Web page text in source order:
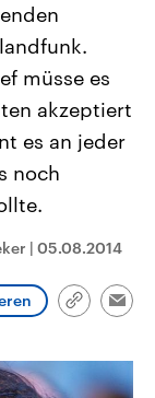
Beiträge,
und
die Vereinigten
Ländern
Einfluss auf
Weltgeschehen.
müsse es
akzeptiert
es an jeder
noch
| 05.08.2014
Link